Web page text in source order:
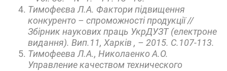
Тимофеєва Л.А. Фактори підвищення
конкуренто – спроможності продукції //
Збірник наукових праць УкрДУЗТ (електроне
видання). Вип.11, Харків , – 2015. С.107-113.
Тимофеева Л.А., Николаенко А.О.
Управление качеством технического